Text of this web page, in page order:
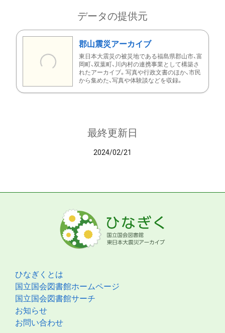
データの提供元
郡山震災アーカイブ
東日本大震災の被災地である福島県郡山市、富
岡町、双葉町、川内村の連携事業として構築さ
れたアーカイブ。写真や行政文書のほか、市民
から集めた、写真や体験談などを収録。
最終更新日
2024/02/21
ひなぎくとは
国立国会図書館ホームページ
国立国会図書館サーチ
お知らせ
お問い合わせ